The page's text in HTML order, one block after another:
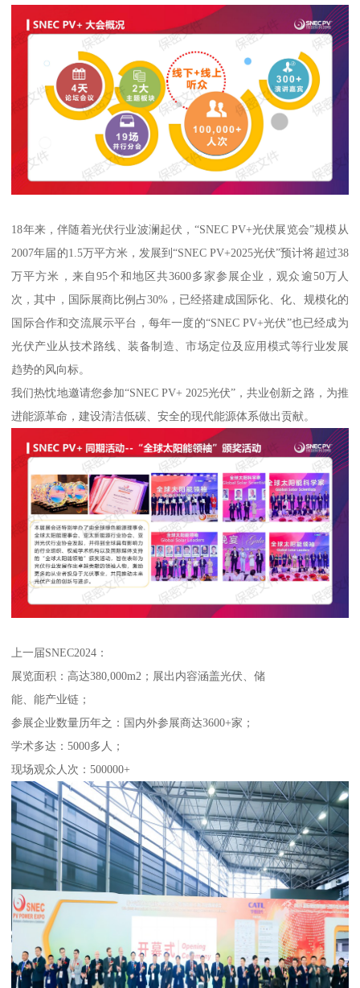
18年来，伴随着光伏行业波澜起伏，“SNEC PV+光伏展览会”规模从
2007年届的1.5万平方米，发展到“SNEC PV+2025光伏”预计将超过38
万平方米，来自95个和地区共3600多家参展企业，观众逾50万人
次，其中，国际展商比例占30%，已经搭建成国际化、化、规模化的
国际合作和交流展示平台，每年一度的“SNEC PV+光伏”也已经成为
光伏产业从技术路线、装备制造、市场定位及应用模式等行业发展
趋势的风向标。
我们热忱地邀请您参加“SNEC PV+ 2025光伏”，共业创新之路，为推
进能源革命，建设清洁低碳、安全的现代能源体系做出贡献。
上一届SNEC2024：
展览面积：高达380,000m2；展出内容涵盖光伏、储
能、能产业链；
参展企业数量历年之：国内外参展商达3600+家；
学术多达：5000多人；
现场观众人次：500000+